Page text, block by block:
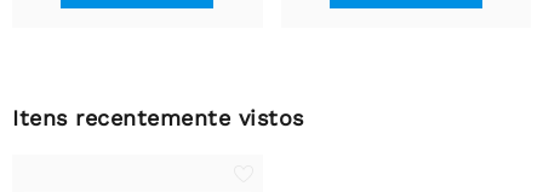
Itens recentemente vistos